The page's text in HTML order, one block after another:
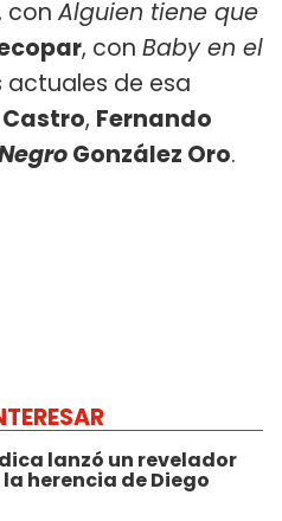
conAlguien tiene que
, con Baby en el
actuales de esa
, Fernando
González Oro.
lanzó un revelador
herencia de Diego